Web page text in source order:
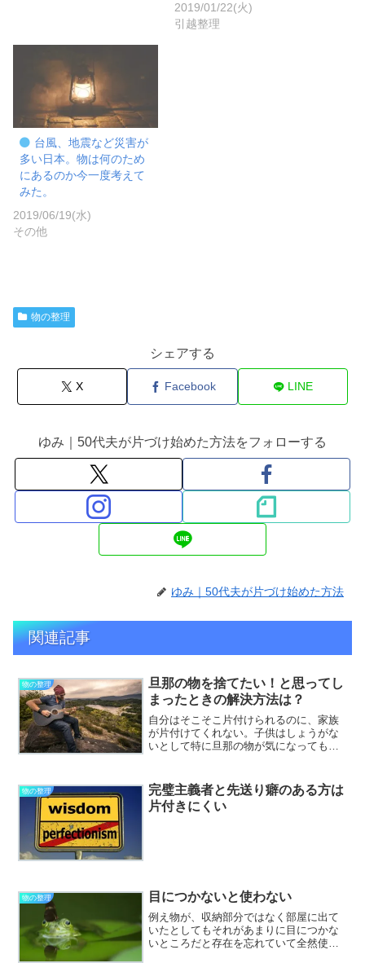
2019/01/22(火)
引越整理
台風、地震など災害が
多い日本。物は何のため
にあるのか今一度考えて
みた。
2019/06/19(水)
その他
物の整理
シェアする
X Facebook LINE
ゆみ｜50代夫が片づけ始めた方法をフォローする
ゆみ｜50代夫が片づけ始めた方法
関連記事
物の整理
旦那の物を捨てたい！と思ってし
まったときの解決方法は？
自分はそこそこ片付けられるのに、家族
が片付けてくれない。子供はしょうがな
いとして特に旦那の物が気になってもう
はいらっしゃるのではないでしょうか。
タイトルの様に、我慢の限...
物の整理
完璧主義者と先送り癖のある方は
片付きにくい
物の整理 目につかないと使わない
例え物が、収納部分ではなく部屋に出て
いたとしてもそれがあまりに目につかな
いところだと存在を忘れていて全然使っ